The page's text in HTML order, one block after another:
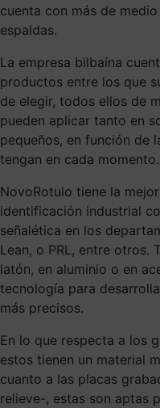
cuenta con más de
espaldas.
La empresa bilbaína
productos entre los que
de elegir, todos ellos de
pueden aplicar tanto en
pequeños, en función de
tengan en cada momento.
NovoRotulo tiene la
identificación industrial
señalética en los
Lean, o PRL, entre otros.
latón, en aluminio o en
tecnología para
más precisos.
En lo que respecta a los
estos tienen un material
cuanto a las placas
relieve-, estas son aptas